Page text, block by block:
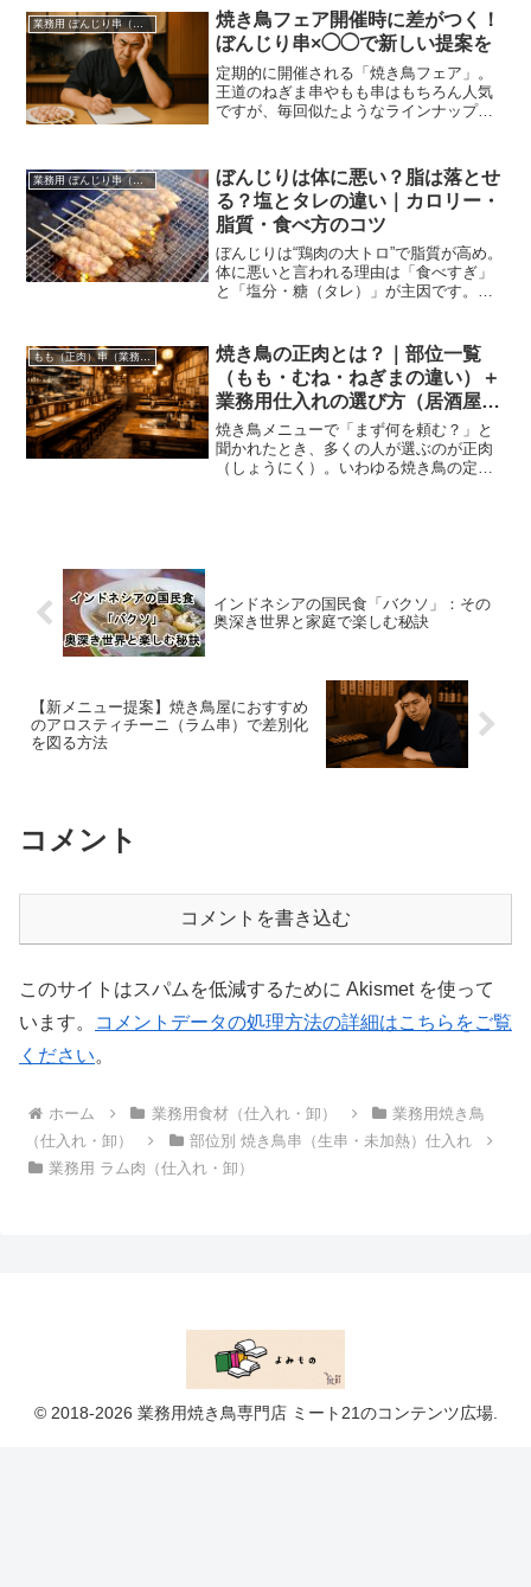
ける」ことが来店動機に直結するように
なりました。
焼き鳥フェア開催時に差がつく！
ぼんじり串×◯◯で新しい提案を
定期的に開催される「焼き鳥フェア」。
王道のねぎま串やもも串はもちろん人気
ですが、毎回似たようなラインナップに
ら、“ぼんじり串×◯◯”のアレンジ提案が
有効です！
ぼんじりは体に悪い？脂は落とせ
る？塩とタレの違い｜カロリー・
脂質・食べ方のコツ
ぼんじりは“鶏肉の大トロ”で脂質が高め。
体に悪いと言われる理由は「食べすぎ」
と「塩分・糖（タレ）」が主因です。脂
業務用ぼんじり串への内部リンク付き。
もも（正肉）串（業務用）仕入れ・卸
焼き鳥の正肉とは？｜部位一覧
（もも・むね・ねぎまの違い）＋
業務用仕入れの選び方（居酒屋向
け）
焼き鳥メニューで「まず何を頼む？」と
聞かれたとき、多くの人が選ぶのが正肉
（しょうにく）。いわゆる焼き鳥の定番
インドネシアの国民食「バクソ」：その
奥深き世界と家庭で楽しむ秘訣
【新メニュー提案】焼き鳥屋におすすめ
のアロスティチーニ（ラム串）で差別化
を図る方法
コメント
コメントを書き込む
このサイトはスパムを低減するために Akismet を使って
います。
コメントデータの処理方法の詳細はこちらをご覧
ください。
ホーム 業務用食材（仕入れ・卸）
業務用焼き鳥
（仕入れ・卸）
部位別 焼き鳥串（生串・未加熱）仕入れ
業務用 ラム肉（仕入れ・卸）
© 2018-2026 業務用焼き鳥専門店 ミート21のコンテンツ広場.